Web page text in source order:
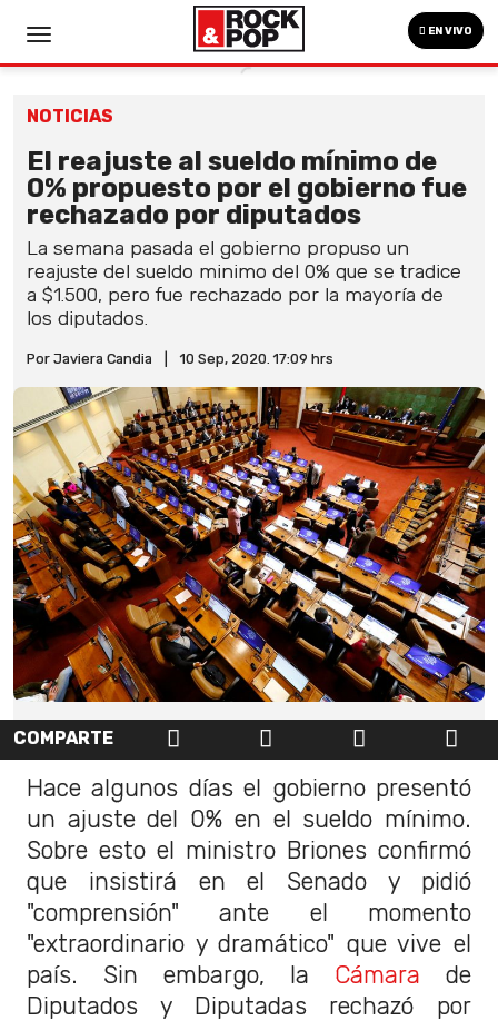
EN VIVO
NOTICIAS
El reajuste al sueldo mínimo de
0% propuesto por el gobierno fue
rechazado por diputados
La semana pasada el gobierno propuso un
reajuste del sueldo minimo del 0% que se tradice
a $1.500, pero fue rechazado por la mayoría de
los diputados.
Por Javiera Candia 10 Sep, 2020. 17:09 hrs
COMPARTE
Hace algunos días el gobierno presentó
un ajuste del 0% en el sueldo mínimo.
Sobre esto el ministro Briones confirmó
que insistirá en el Senado y pidió
"comprensión" ante el momento
"extraordinario y dramático" que vive el
país. Sin embargo, la Cámara de
Diputados y Diputadas rechazó por